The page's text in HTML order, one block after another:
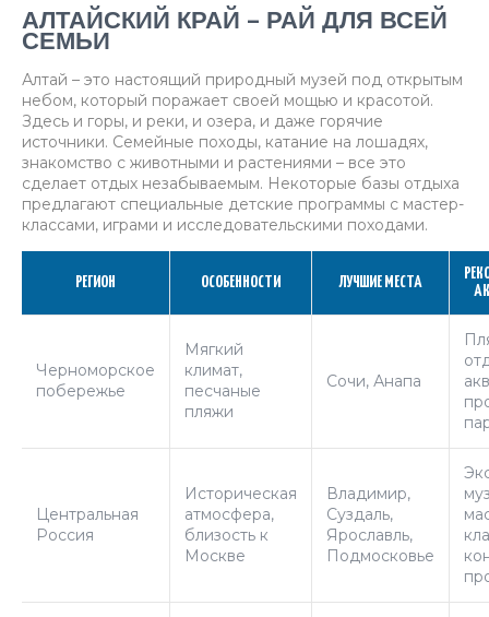
АЛТАЙСКИЙ КРАЙ – РАЙ ДЛЯ ВСЕЙ
СЕМЬИ
Алтай – это настоящий природный музей под открытым
небом, который поражает своей мощью и красотой.
Здесь и горы, и реки, и озера, и даже горячие
источники. Семейные походы, катание на лошадях,
знакомство с животными и растениями – все это
сделает отдых незабываемым. Некоторые базы отдыха
предлагают специальные детские программы с мастер-
классами, играми и исследовательскими походами.
РЕГИОН ОСОБЕННОСТИ ЛУЧШИЕ МЕСТА
Черноморское
побережье
Мягкий
климат,
песчаные
пляжи
Сочи, Анапа
Центральная
Россия
Историческая
атмосфера,
близость к
Москве
Владимир,
Суздаль,
Ярославль,
Подмосковье